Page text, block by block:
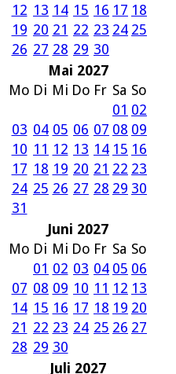
12 13 14 15 16 17 18
19 20 21 22 23 24 25
26 27 28 29 30
Mai 2027
Mo Di Mi Do Fr Sa So
01 02
03 04 05 06 07 08 09
10 11 12 13 14 15 16
17 18 19 20 21 22 23
24 25 26 27 28 29 30
31
Juni 2027
Mo Di Mi Do Fr Sa So
01 02 03 04 05 06
07 08 09 10 11 12 13
14 15 16 17 18 19 20
21 22 23 24 25 26 27
28 29 30
Juli 2027